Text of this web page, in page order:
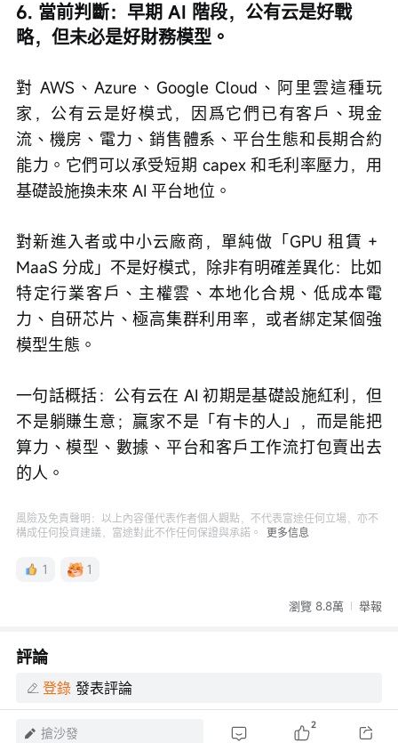
6. 當前判斷：早期 AI 階段，公有云是好戰
略，但未必是好財務模型。
對 AWS、Azure、Google Cloud、阿里雲這種玩
家，公有云是好模式，因爲它們已有客戶、現金
流、機房、電力、銷售體系、平台生態和長期合約
能力。它們可以承受短期 capex 和毛利率壓力，用
基礎設施換未來 AI 平台地位。
對新進入者或中小云廠商，單純做「GPU 租賃 +
MaaS 分成」不是好模式，除非有明確差異化：比如
特定行業客戶、主權雲、本地化合規、低成本電
力、自研芯片、極高集群利用率，或者綁定某個強
模型生態。
一句話概括：公有云在 AI 初期是基礎設施紅利，但
不是躺賺生意；贏家不是「有卡的人」，而是能把
算力、模型、數據、平台和客戶工作流打包賣出去
的人。
風險及免責聲明：以上內容僅代表作者個人觀點，不代表富途任何立場，亦不
構成任何投資建議，富途對此不作任何保證與承諾。
更多信息
1 1
瀏覽 8.8萬 舉報
評論
登錄 發表評論
搶沙發 2